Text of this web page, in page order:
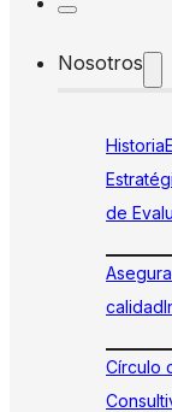
Nosotros
Historia
de
calidad
Círculo